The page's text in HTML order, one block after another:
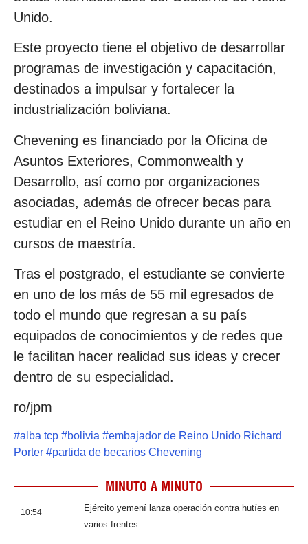
Unido.
Este proyecto tiene el objetivo de desarrollar
programas de investigación y capacitación,
destinados a impulsar y fortalecer la
industrialización boliviana.
Chevening es financiado por la Oficina de
Asuntos Exteriores, Commonwealth y
Desarrollo, así como por organizaciones
asociadas, además de ofrecer becas para
estudiar en el Reino Unido durante un año en
cursos de maestría.
Tras el postgrado, el estudiante se convierte
en uno de los más de 55 mil egresados de
todo el mundo que regresan a su país
equipados de conocimientos y de redes que
le facilitan hacer realidad sus ideas y crecer
dentro de su especialidad.
ro/jpm
#alba tcp #bolivia #embajador de Reino Unido Richard
Porter #partida de becarios Chevening
MINUTO A MINUTO
10:54
Ejército yemení lanza operación contra hutíes en
varios frentes